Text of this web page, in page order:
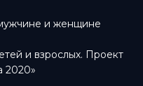
и женщине
и взрослых. Проект
2020»